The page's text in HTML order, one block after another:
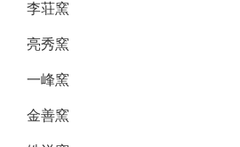
李荘窯
亮秀窯
一峰窯
金善窯